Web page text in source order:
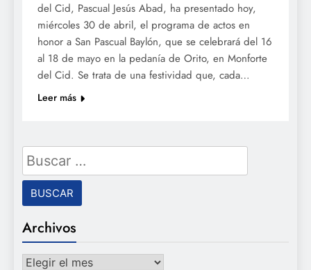
del Cid, Pascual Jesús Abad, ha presentado hoy,
miércoles 30 de abril, el programa de actos en
honor a San Pascual Baylón, que se celebrará del 16
al 18 de mayo en la pedanía de Orito, en Monforte
del Cid. Se trata de una festividad que, cada…
Leer más
Buscar:
Archivos
Archivos